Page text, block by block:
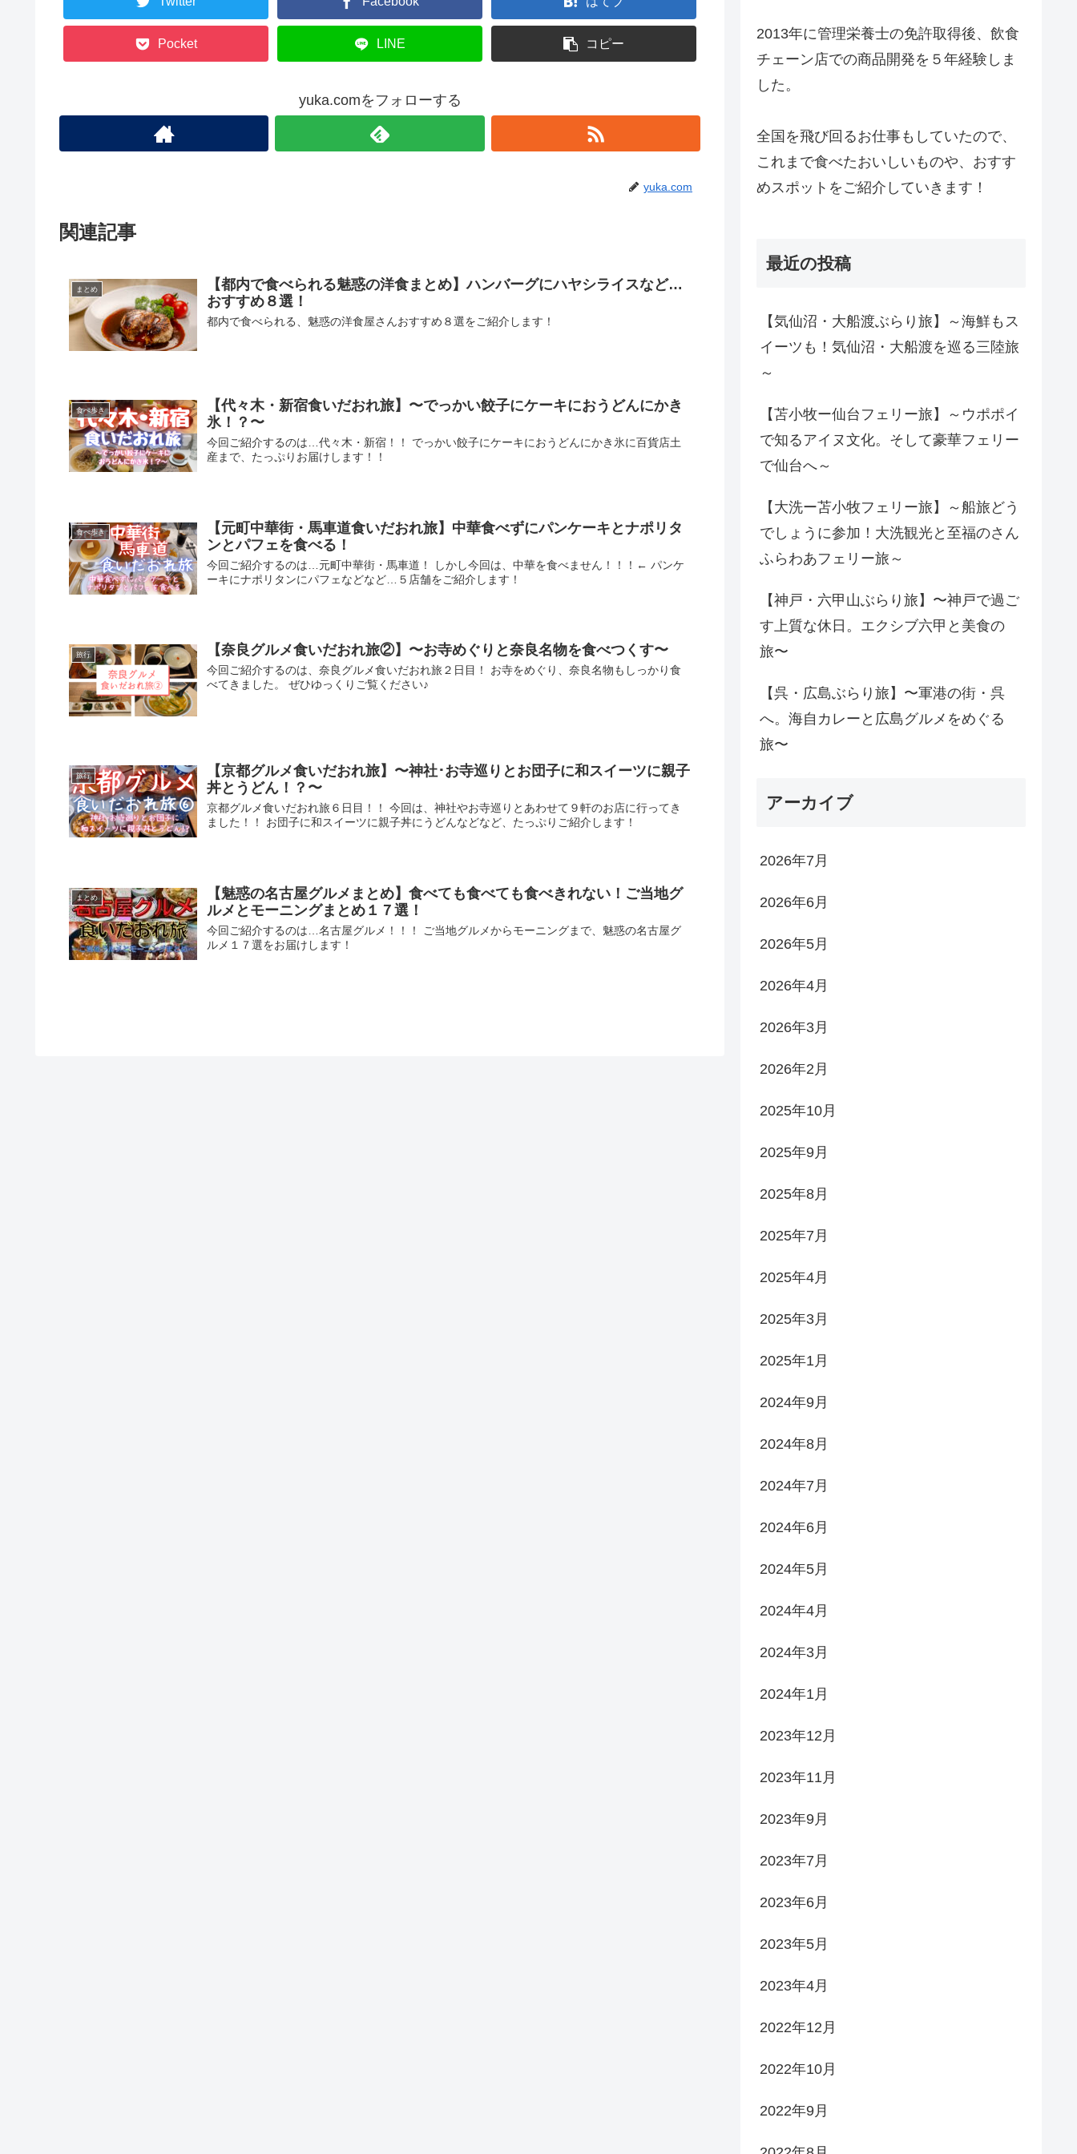
Pocket LINE コピー
yuka.comをフォローする
yuka.com
関連記事
まとめ
【都内で食べられる魅惑の洋食まとめ】ハンバーグにハヤシライスなど…
おすすめ８選！
都内で食べられる、魅惑の洋食屋さんおすすめ８選をご紹介します！
食べ歩き
【代々木・新宿食いだおれ旅】〜でっかい餃子にケーキにおうどんにかき
氷！？〜
今回ご紹介するのは…代々木・新宿！！ でっかい餃子にケーキにおうどんにかき氷に百貨店土
産まで、たっぷりお届けします！！
食べ歩き
【元町中華街・馬車道食いだおれ旅】中華食べずにパンケーキとナポリタ
ンとパフェを食べる！
今回ご紹介するのは…元町中華街・馬車道！ しかし今回は、中華を食べません！！！← パンケ
ーキにナポリタンにパフェなどなど…５店舗をご紹介します！
旅行 【奈良グルメ食いだおれ旅②】〜お寺めぐりと奈良名物を食べつくす〜
今回ご紹介するのは、奈良グルメ食いだおれ旅２日目！ お寺をめぐり、奈良名物もしっかり食
べてきました。 ぜひゆっくりご覧ください♪
旅行
【京都グルメ食いだおれ旅】〜神社･お寺巡りとお団子に和スイーツに親子
丼とうどん！？〜
京都グルメ食いだおれ旅６日目！！ 今回は、神社やお寺巡りとあわせて９軒のお店に行ってき
ました！！ お団子に和スイーツに親子丼にうどんなどなど、たっぷりご紹介します！
まとめ
【魅惑の名古屋グルメまとめ】食べても食べても食べきれない！ご当地グ
ルメとモーニングまとめ１７選！
今回ご紹介するのは…名古屋グルメ！！！ ご当地グルメからモーニングまで、魅惑の名古屋グ
ルメ１７選をお届けします！
2013年に管理栄養士の免許取得後、飲食
チェーン店での商品開発を５年経験しま
した。
全国を飛び回るお仕事もしていたので、
これまで食べたおいしいものや、おすす
めスポットをご紹介していきます！
最近の投稿
【気仙沼・大船渡ぶらり旅】～海鮮もス
イーツも！気仙沼・大船渡を巡る三陸旅
～
【苫小牧ー仙台フェリー旅】～ウポポイ
で知るアイヌ文化。そして豪華フェリー
で仙台へ～
【大洗ー苫小牧フェリー旅】～船旅どう
でしょうに参加！大洗観光と至福のさん
ふらわあフェリー旅～
【神戸・六甲山ぶらり旅】〜神戸で過ご
す上質な休日。エクシブ六甲と美食の
旅〜
【呉・広島ぶらり旅】〜軍港の街・呉
へ。海自カレーと広島グルメをめぐる
旅〜
アーカイブ
2026年7月
2026年6月
2026年5月
2026年4月
2026年3月
2026年2月
2025年10月
2025年9月
2025年8月
2025年7月
2025年4月
2025年3月
2025年1月
2024年9月
2024年8月
2024年7月
2024年6月
2024年5月
2024年4月
2024年3月
2024年1月
2023年12月
2023年11月
2023年9月
2023年7月
2023年6月
2023年5月
2023年4月
2022年12月
2022年10月
2022年9月